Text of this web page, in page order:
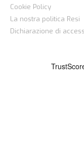
Cookie Policy
La nostra politica Resi
Dichiarazione di